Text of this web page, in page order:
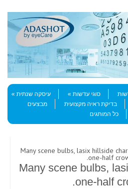
סוגי עדשות
עיסקה שנתית
בדיקת ראיה מקצועית
מבצעים
כל המותגים
> Many scene bulbs, lasix hillside
one-half
Many scene bulbs,
one-half